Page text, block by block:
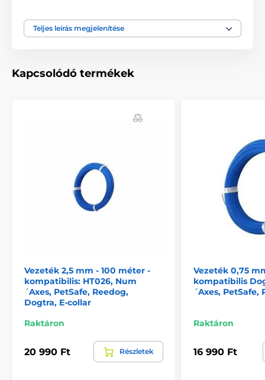
változhatnak. A képek csak illusztrációk.
Teljes leírás megjelenítése
Kapcsolódó termékek
Vezeték 2,5 mm - 100 méter -
kompatibilis: HT026, Num
´Axes, PetSafe, Reedog,
Dogtra, E-collar
Raktáron
20 990 Ft Részletek
Vezeték 0,75
kompatibilis
´Axes, PetSafe,
Raktáron
16 990 Ft